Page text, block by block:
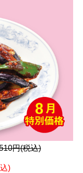
円(税込)
)